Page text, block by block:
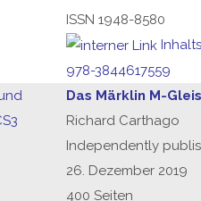
ISSN 1948-8580
978-3844617559
Das Märklin M-
Richard Carthago
Independently
26. Dezember 2019
400 Seiten